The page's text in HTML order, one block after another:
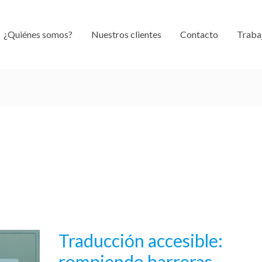
¿Quiénes somos? Nuestros clientes Contacto
Traducción accesible:
Traducción